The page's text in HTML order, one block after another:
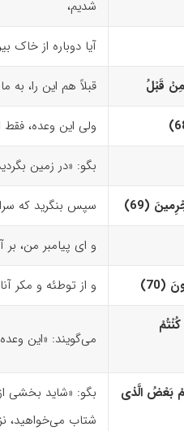
شدیم،
آیا دوباره از خاک
مِنْ قَبْلُ قبلاً هم این را، به
ولی این وعده،
بگو: «در زمین
(69)‏ سپس بنگرید که
و ای پیامبر من،
(70)‏ و از توطئه و مکر
می‌گویند: «این
بَعْضُ الَّذى
بگو: «شاید بخشی
شتاب می‌خواهید،